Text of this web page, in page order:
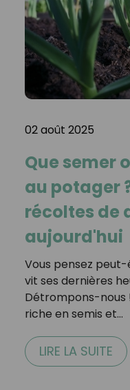
02 août 2025
Que semer
au potager
récoltes de
aujourd'hui
Vous pensez
vit ses dernières
Détrompons-nous
riche en semis et…
LIRE LA SUITE